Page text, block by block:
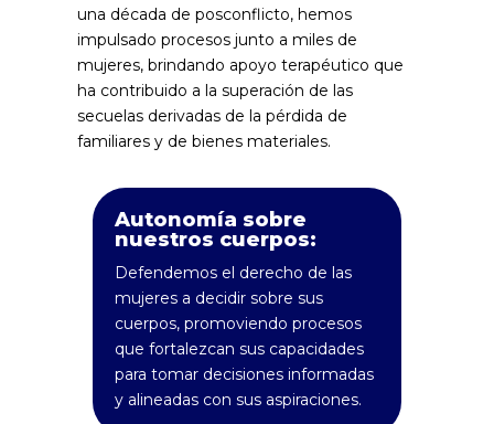
una década de posconflicto, hemos
impulsado procesos junto a miles de
mujeres, brindando apoyo terapéutico que
ha contribuido a la superación de las
secuelas derivadas de la pérdida de
familiares y de bienes materiales.
Autonomía sobre
nuestros cuerpos:
Defendemos el derecho de las
mujeres a decidir sobre sus
cuerpos, promoviendo procesos
que fortalezcan sus capacidades
para tomar decisiones informadas
y alineadas con sus aspiraciones.